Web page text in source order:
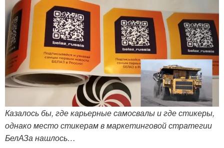
Казалось бы, где карьерные самосвалы и где стикеры,
однако место стикерам в маркетинговой стратегии
БелАЗа нашлось…